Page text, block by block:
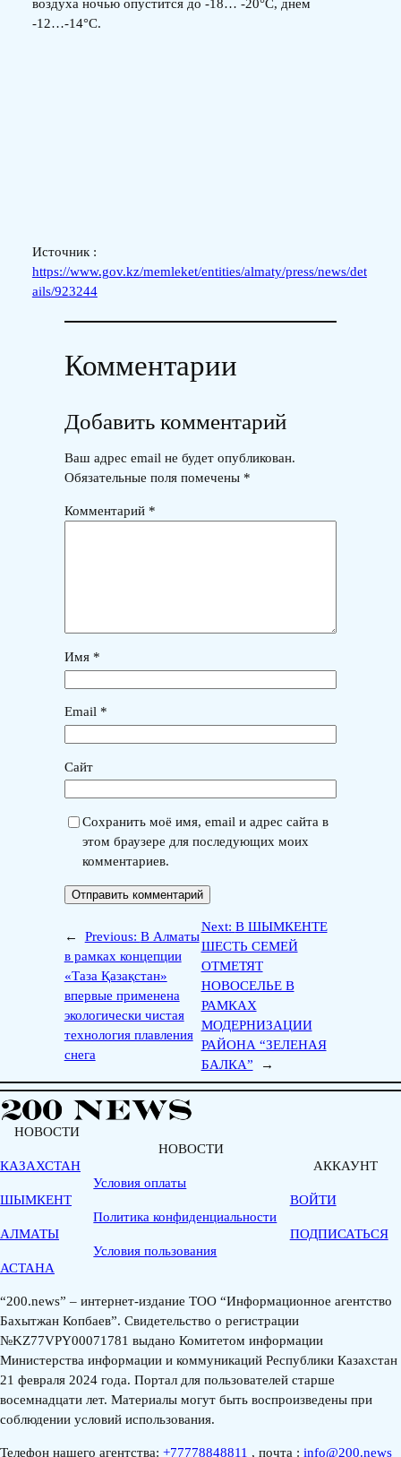
воздуха ночью опустится до -18… -20°С, днем
-12…-14°С.
Источник :
https://www.gov.kz/memleket/entities/almaty/press/news/det
ails/923244
Комментарии
Добавить комментарий
Ваш адрес email не будет опубликован.
Обязательные поля помечены *
Комментарий *
Имя *
Email *
Сайт
Сохранить моё имя, email и адрес сайта в
этом браузере для последующих моих
комментариев.
← Previous: В Алматы
в рамках концепции
«Таза Қазақстан»
впервые применена
экологически чистая
технология плавления
снега
Next: В ШЫМКЕНТЕ
ШЕСТЬ СЕМЕЙ
ОТМЕТЯТ
НОВОСЕЛЬЕ В
РАМКАХ
МОДЕРНИЗАЦИИ
РАЙОНА “ЗЕЛЕНАЯ
БАЛКА”
→
НОВОСТИ
КАЗАХСТАН
ШЫМКЕНТ
АЛМАТЫ
АСТАНА
НОВОСТИ
Условия оплаты
Политика конфиденциальности
Условия пользования
АККАУНТ
ВОЙТИ
ПОДПИСАТЬСЯ
“200.news” – интернет-издание ТОО “Информационное агентство
Бахытжан Копбаев”. Свидетельство о регистрации
№KZ77VPY00071781 выдано Комитетом информации
Министерства информации и коммуникаций Республики Казахстан
21 февраля 2024 года. Портал для пользователей старше
восемнадцати лет. Материалы могут быть воспроизведены при
соблюдении условий использования.
Телефон нашего агентства: +77778848811 , почта : info@200.news